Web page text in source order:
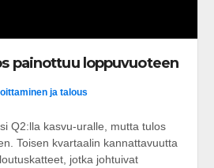
painottuu loppuvuoteen
ja talous
Q2:lla kasvu-uralle, mutta tulos
Toisen kvartaalin kannattavuutta
jotka johtuivat